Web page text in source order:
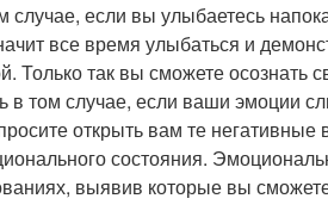
случае, если вы улыбаетесь
все время улыбаться и
Только так вы сможете осознать
в том случае, если ваши эмоции
открыть вам те
состояния.
выявив которые вы